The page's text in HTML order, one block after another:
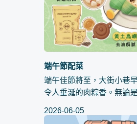
端午節配菜
端午佳節將至，大街小巷
令人垂涎的肉粽香。無論
香氣四溢的蛋黃與五花肉
2026-06-05